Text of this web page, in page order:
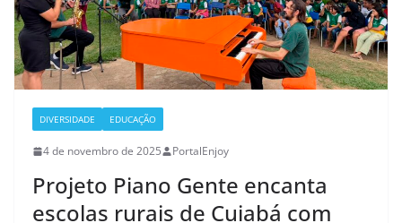
DIVERSIDADE EDUCAÇÃO
4 de novembro de 2025 PortalEnjoy
Projeto Piano Gente encanta
escolas rurais de Cuiabá com